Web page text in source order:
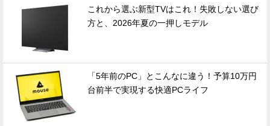
これから選ぶ新型TVはこれ！失敗しない選び
方と、2026年夏の一押しモデル
「5年前のPC」とこんなに違う！予算10万円
台前半で実現する快適PCライフ